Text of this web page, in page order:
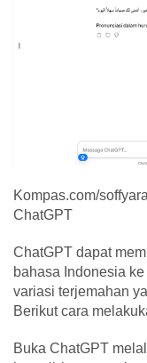
Kompas.com/
ChatGPT
ChatGPT dapat
bahasa Indonesia
variasi terjemahan
Berikut cara
Buka ChatGPT